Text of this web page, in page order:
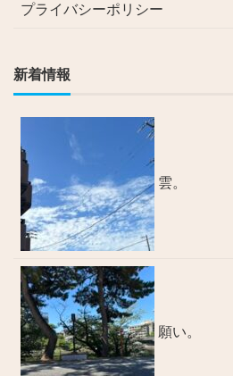
プライバシーポリシー
新着情報
雲。
願い。